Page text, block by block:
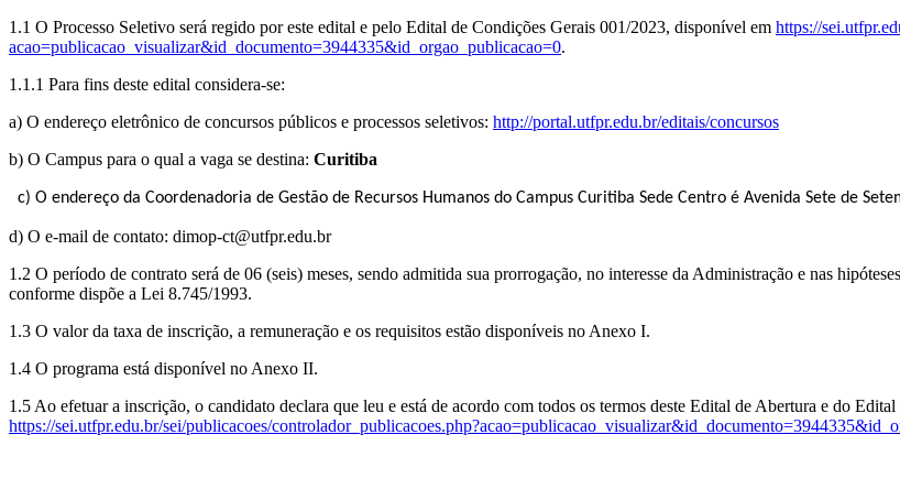
1.1 O Processo Seletivo será regido por este edital e pelo Edital de Condições Gerais 001/2023, disponível em https://
acao=publicacao_visualizar&id_documento=3944335&id_orgao_publicacao=0.
1.1.1 Para fins deste edital considera-se:
a) O endereço eletrônico de concursos públicos e processos seletivos: http://portal.utfpr.edu.br/editais/concursos
b) O Campus para o qual a vaga se destina: Curitiba
c) O endereço da Coordenadoria de Gestão de Recursos Humanos do Campus Curitiba Sede Centro é Avenida Sete de
d) O e-mail de contato: dimop-ct@utfpr.edu.br
1.2 O período de contrato será de 06 (seis) meses, sendo admitida sua prorrogação, no interesse da Administração e nas
conforme dispõe a Lei 8.745/1993.
1.3 O valor da taxa de inscrição, a remuneração e os requisitos estão disponíveis no Anexo I.
1.4 O programa está disponível no Anexo II.
1.5 Ao efetuar a inscrição, o candidato declara que leu e está de acordo com todos os termos deste Edital de Abertura e do
https://sei.utfpr.edu.br/sei/publicacoes/